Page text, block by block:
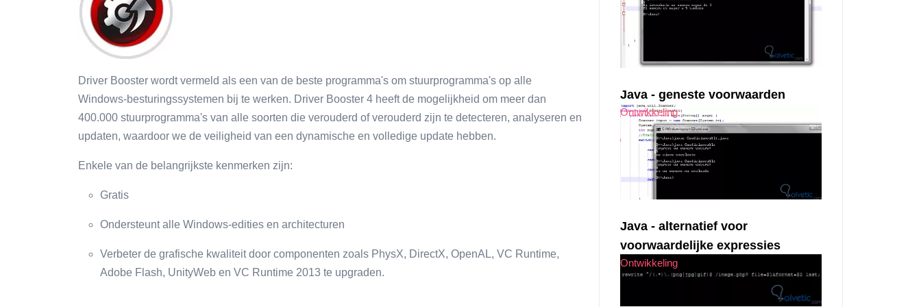
Driver Booster wordt vermeld als een van de beste programma's om stuurprogramma's op alle
Windows-besturingssystemen bij te werken. Driver Booster 4 heeft de mogelijkheid om meer dan
400.000 stuurprogramma's van alle soorten die verouderd of verouderd zijn te detecteren, analyseren en
updaten, waardoor we de veiligheid van een dynamische en volledige update hebben.
Enkele van de belangrijkste kenmerken zijn:
Gratis
Ondersteunt alle Windows-edities en architecturen
Verbeter de grafische kwaliteit door componenten zoals PhysX, DirectX, OpenAL, VC Runtime,
Adobe Flash, UnityWeb en VC Runtime 2013 te upgraden.
Java - geneste voorwaarden
Ontwikkeling
Java - alternatief voor
voorwaardelijke expressies
Ontwikkeling